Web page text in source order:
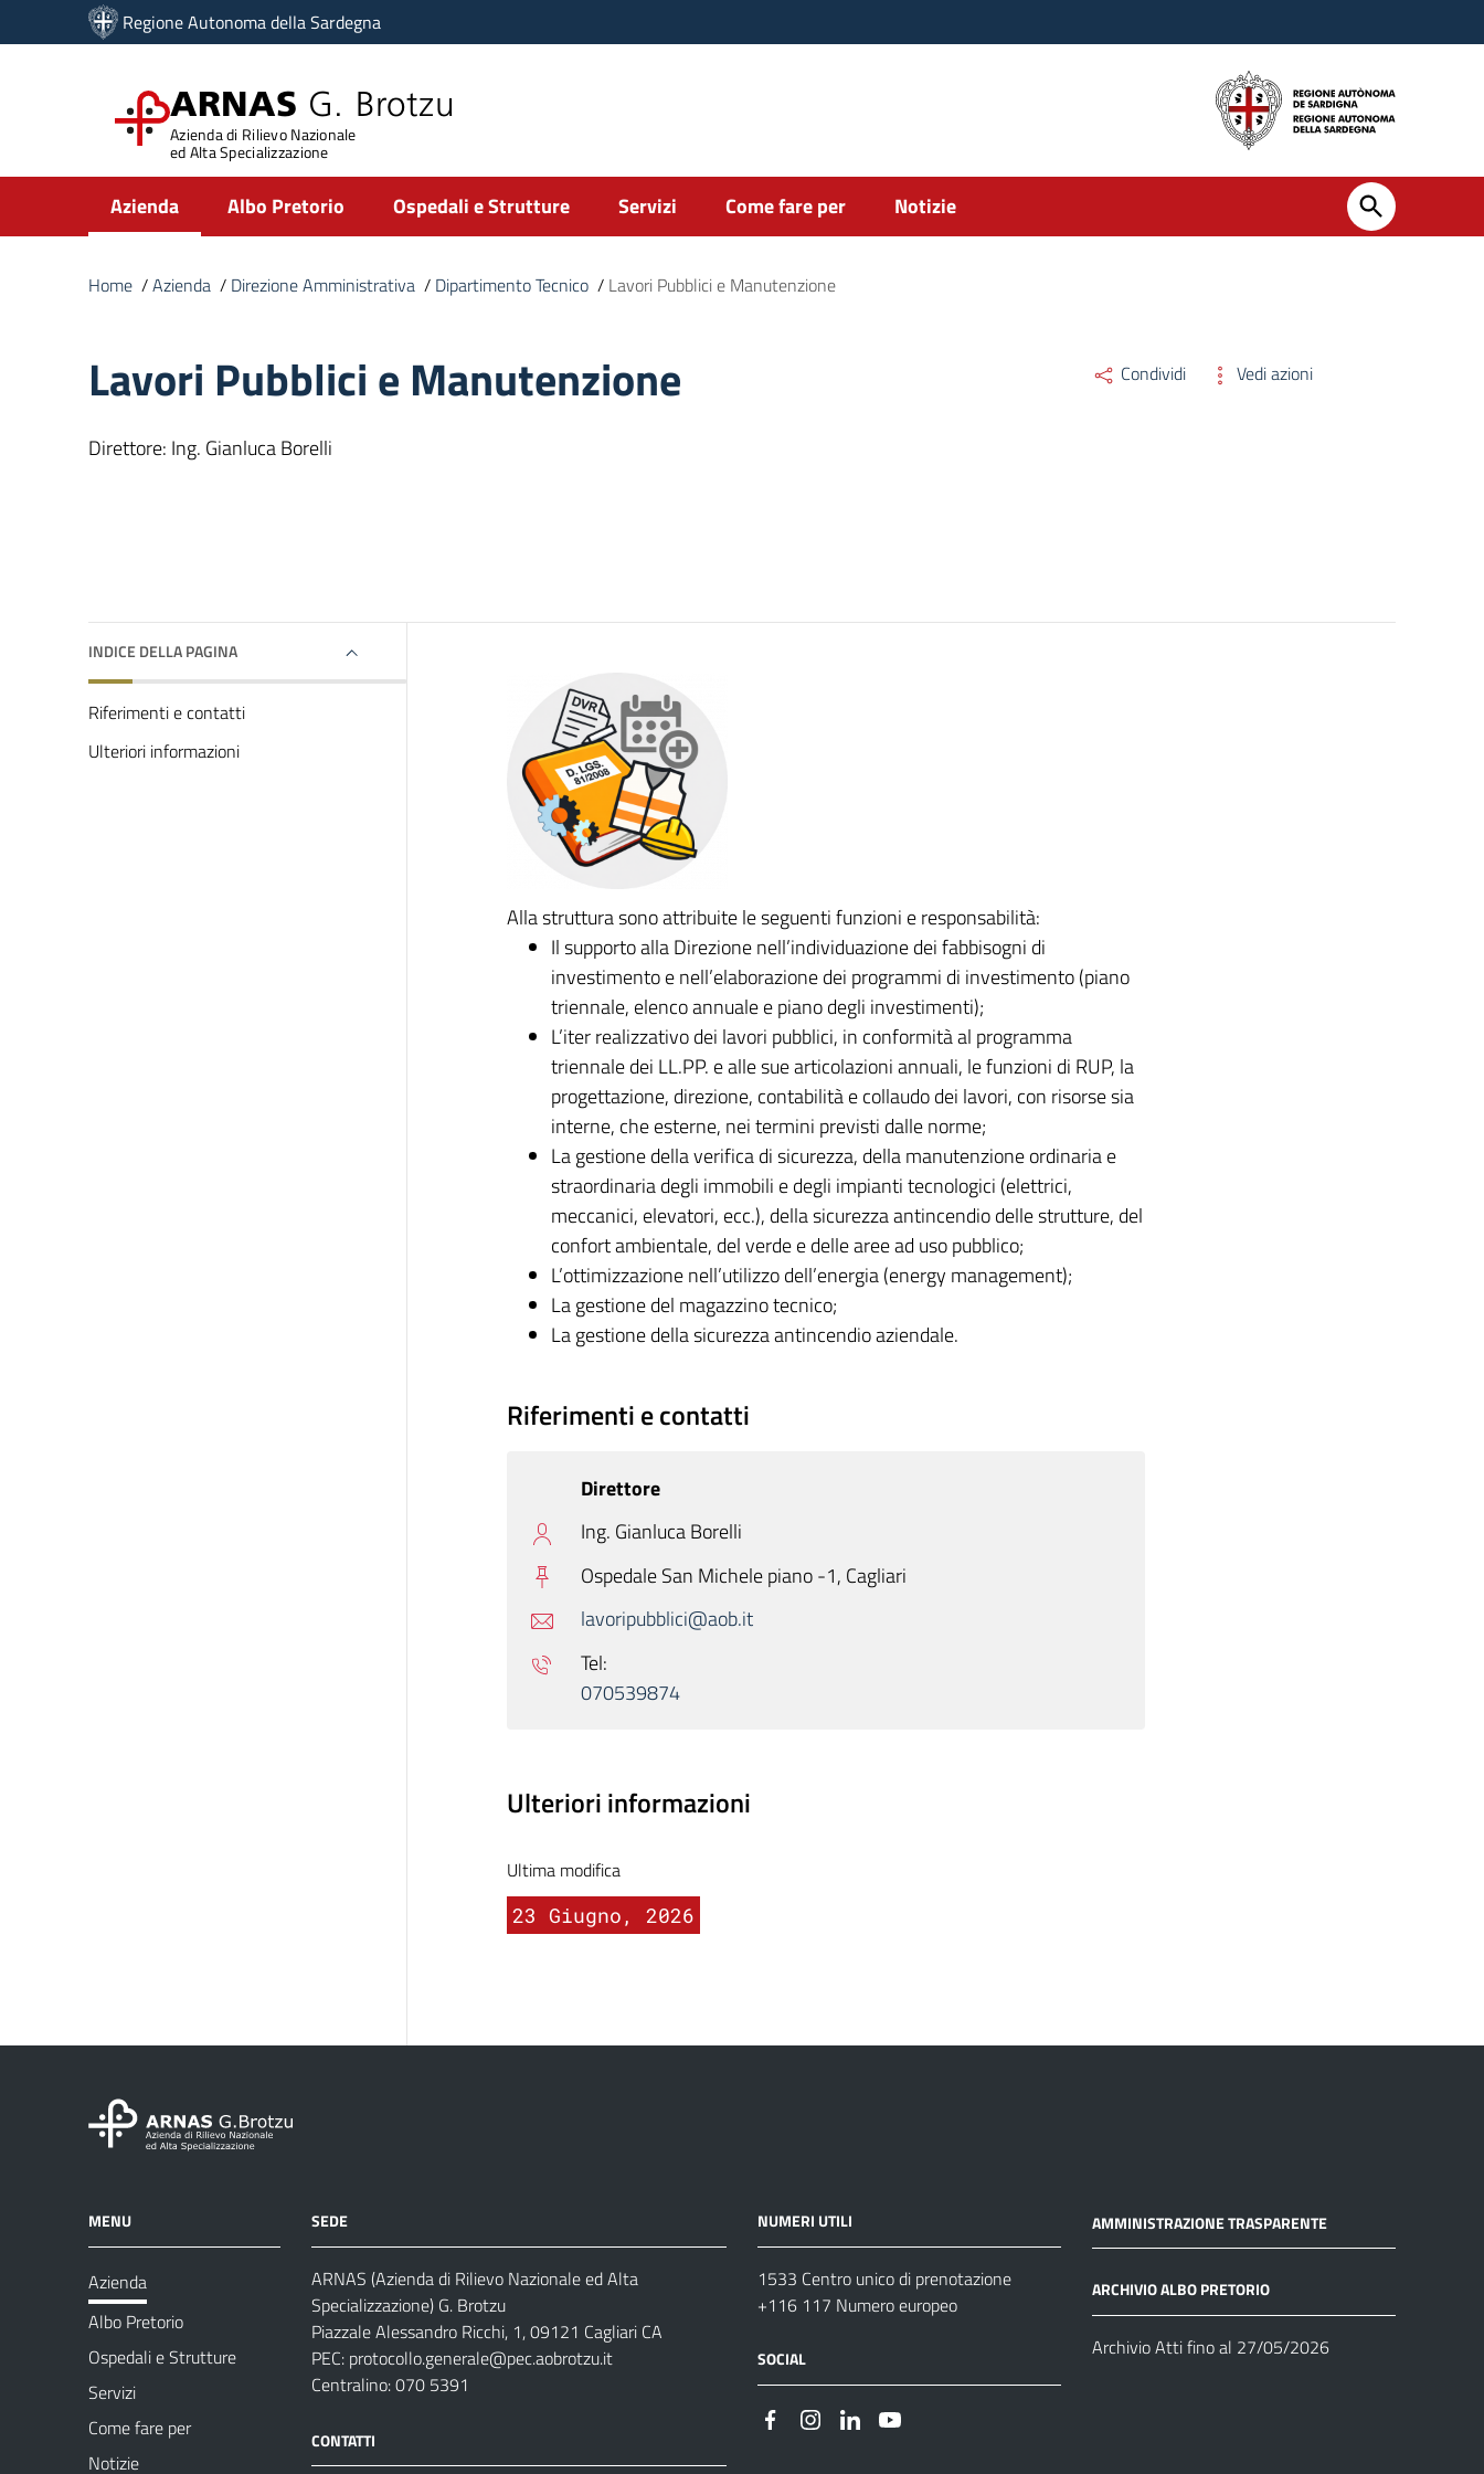
Vai ai contenuti
Vai al menu di navigazione
Regione Autonoma della Sardegna
ARNAS G. Brotzu
Azienda di Rilievo Nazionale
ed Alta Specializzazione
Submenu
Azienda Albo Pretorio Ospedali e Strutture Servizi Come fare per Notizie
Home /Azienda / Direzione Amministrativa / Dipartimento Tecnico / Lavori Pubblici e Manutenzione
Lavori Pubblici e Manutenzione
Direttore: Ing. Gianluca Borelli
Condividi Vedi azioni
INDICE DELLA PAGINA
Riferimenti e contatti
Ulteriori informazioni
Alla struttura sono attribuite le seguenti funzioni e responsabilità:
Il supporto alla Direzione nell’individuazione dei fabbisogni di
investimento e nell’elaborazione dei programmi di investimento (piano
triennale, elenco annuale e piano degli investimenti);
L’iter realizzativo dei lavori pubblici, in conformità al programma
triennale dei LL.PP. e alle sue articolazioni annuali, le funzioni di RUP, la
progettazione, direzione, contabilità e collaudo dei lavori, con risorse sia
interne, che esterne, nei termini previsti dalle norme;
La gestione della verifica di sicurezza, della manutenzione ordinaria e
straordinaria degli immobili e degli impianti tecnologici (elettrici,
meccanici, elevatori, ecc.), della sicurezza antincendio delle strutture, del
confort ambientale, del verde e delle aree ad uso pubblico;
L’ottimizzazione nell’utilizzo dell’energia (energy management);
La gestione del magazzino tecnico;
La gestione della sicurezza antincendio aziendale.
Riferimenti e contatti
Direttore
Ing. Gianluca Borelli
Ospedale San Michele piano -1, Cagliari
lavoripubblici@aob.it
Tel:
070539874
Ulteriori informazioni
Ultima modifica
23 Giugno, 2026
MENU
Azienda
Albo Pretorio
Ospedali e Strutture
Servizi
Come fare per
Notizie
SEDE
ARNAS (Azienda di Rilievo Nazionale ed Alta
Specializzazione) G. Brotzu
Piazzale Alessandro Ricchi, 1, 09121 Cagliari CA
PEC: protocollo.generale@pec.aobrotzu.it
Centralino: 070 5391
CONTATTI
NUMERI UTILI
1533 Centro unico di prenotazione
+116 117 Numero europeo
SOCIAL
AMMINISTRAZIONE TRASPARENTE
ARCHIVIO ALBO PRETORIO
Archivio Atti fino al 27/05/2026